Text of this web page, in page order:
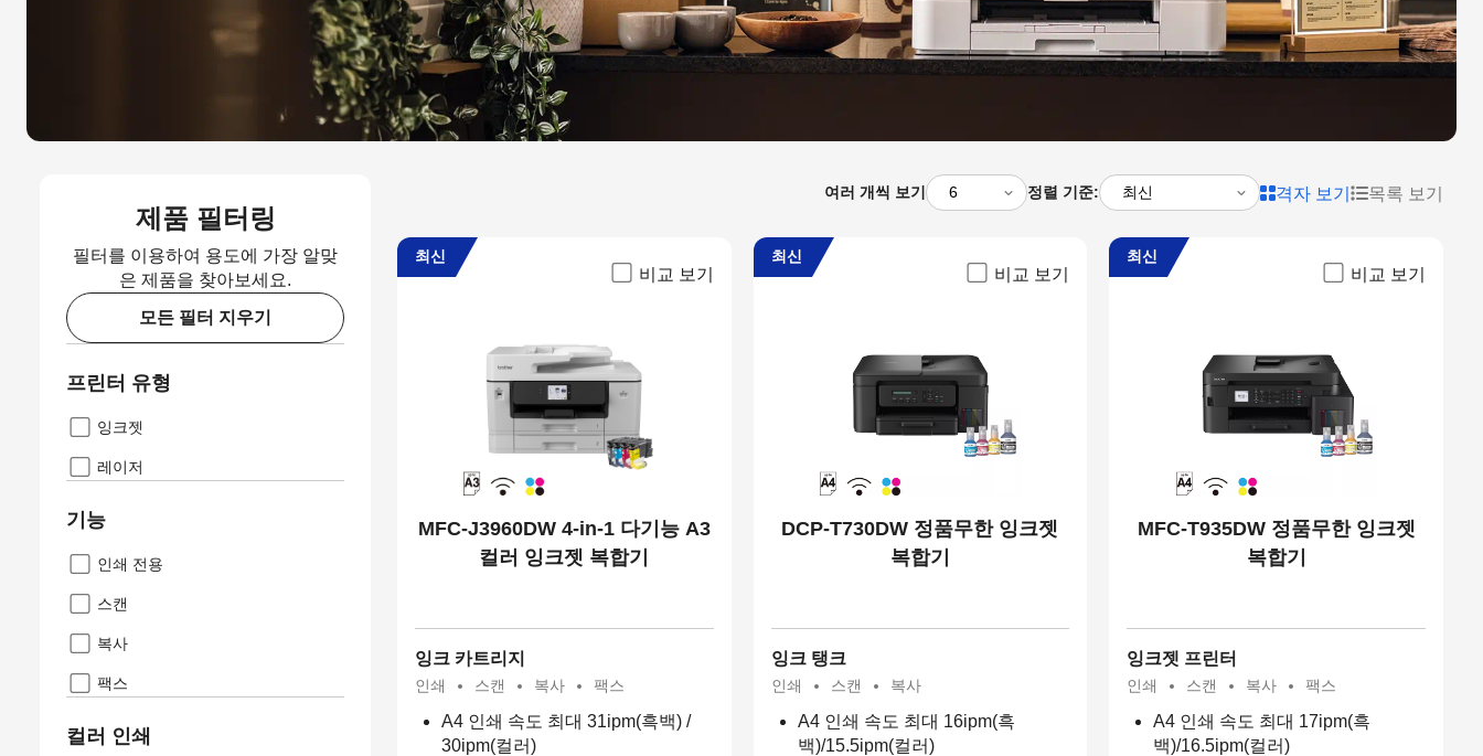
제품 필터링
필터를 이용하여 용도에 가장 알맞
은 제품을 찾아보세요.
모든 필터 지우기
프린터 유형
잉크젯
레이저
기능
인쇄 전용
스캔
복사
팩스
컬러 인쇄
여러 개씩 보기 정렬 기준: 격자 보기 목록 보기
최신
비교 보기
MFC-J3960DW 4-in-1 다기능 A3
컬러 잉크젯 복합기
잉크 카트리지
인쇄 스캔 복사 팩스
A4 인쇄 속도 최대 31ipm(흑백) /
30ipm(컬러)
최신
비교 보기
DCP-T730DW 정품무한 잉크젯
복합기
잉크 탱크
인쇄 스캔 복사
A4 인쇄 속도 최대 16ipm(흑
백)/15.5ipm(컬러)
최신
비교 보기
MFC-T935DW 정품무한 잉크젯
복합기
잉크젯 프린터
인쇄 스캔 복사 팩스
A4 인쇄 속도 최대 17ipm(흑
백)/16.5ipm(컬러)